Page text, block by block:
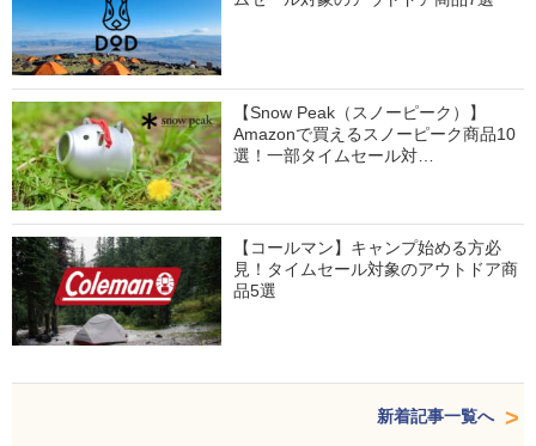
【Snow Peak（スノーピーク）】
Amazonで買えるスノーピーク商品10
選！一部タイムセール対…
【コールマン】キャンプ始める方必
見！タイムセール対象のアウトドア商
品5選
新着記事一覧へ